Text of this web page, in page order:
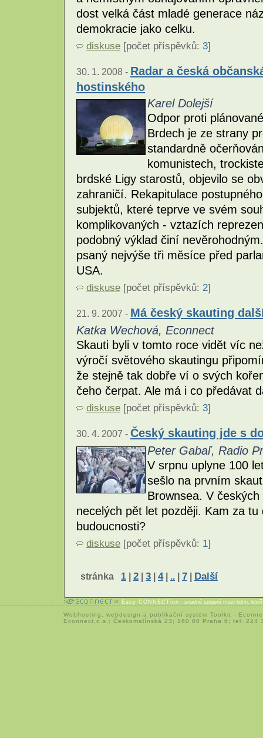
dost velká část mladé generace
demokracie jako celku.
diskuse [počet příspěvků: 3]
30. 1. 2008 - Radar a česká
hostinského
Karel Dolejší
Odpor proti
Brdech je ze strany
standardně
komunistech,
brdské Ligy starostů, objevilo se
zahraničí. Rekapitulace
subjektů, které teprve ve svém
komplikovaných - vztazích
podobný výklad činí
psaný nejvýše tři měsíce před
USA.
diskuse [počet příspěvků: 2]
21. 9. 2007 - Má český skauting
Katka Wechová, Econnect
Skauti byli v tomto roce vidět víc
výročí světového skautingu
že stejně tak dobře ví o svých
čeho čerpat. Ale má i co předávat
diskuse [počet příspěvků: 3]
30. 4. 2007 - Český skauting jde s
Peter Gabaľ, Radio
V srpnu uplyne 100
sešlo na prvním
Brownsea. V
necelých pět let později. Kam za
budoucnosti?
diskuse [počet příspěvků: 1]
stránka 1 | 2 | 3 | 4| .. | 7 | Další
Easy CONNECTion - snadné spojení mezi lidmi,
Webhosting webdesign a publikační systém Toolkit -
Econnect,o.s.; Českomalínská 23; 160 00 Praha 6; tel: 224